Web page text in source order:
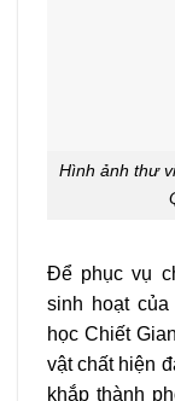
Hình ảnh thư
Để phục vụ
sinh hoạt
học Chiết
vật chất hiện
khắp thành